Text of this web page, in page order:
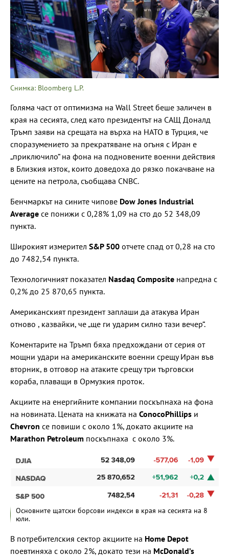
Снимка: Bloomberg L.P.
Голяма част от оптимизма на Wall Street беше заличен в
края на сесията, след като президентът на САЩ Доналд
Тръмп заяви на срещата на върха на НАТО в Турция, че
споразумението за прекратяване на огъня с Иран е
„приключило“ на фона на подновените военни действия
в Близкия изток, които доведоха до рязко покачване на
цените на петрола, съобщава CNBC.
Бенчмаркът на сините чипове Dow Jones Industrial
Averagе се понижи с 0,28% 1,09 на сто до 52 348,09
пункта.
Широкият измерител S&P 500 отчете спад от 0,28 на сто
до 7482,54 пункта.
Технологичният показател Nasdaq Composite напредна с
0,2% до 25 870,65 пункта.
Американският президент заплаши да атакува Иран
отново , казвайки, че „ще ги ударим силно тази вечер“.
Коментарите на Тръмп бяха предхождани от серия от
мощни удари на американските военни срещу Иран във
вторник, в отговор на атаките срещу три търговски
кораба, плаващи в Ормузкия проток.
Акциите на енергийните компании поскъпнаха на фона
на новината. Цената на книжата на ConocoPhillips и
Chevron се повиши с около 1%, докато акциите на
Marathon Petroleum поскъпнаха с около 3%.
Основните щатски борсови индекси в края на сесията на 8
юли.
В потребителския сектор акциите на Home Depot
поевтиняха с около 2%, докато тези на McDonald’s